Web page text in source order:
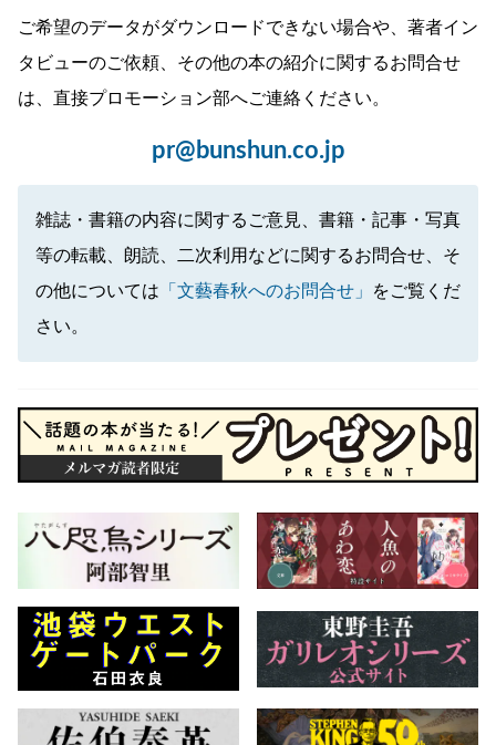
ご希望のデータがダウンロードできない場合や、著者イン
タビューのご依頼、その他の本の紹介に関するお問合せ
は、直接プロモーション部へご連絡ください。
pr@bunshun.co.jp
雑誌・書籍の内容に関するご意見、書籍・記事・写真
等の転載、朗読、二次利用などに関するお問合せ、そ
の他については 「文藝春秋へのお問合せ」
をご覧くだ
さい。